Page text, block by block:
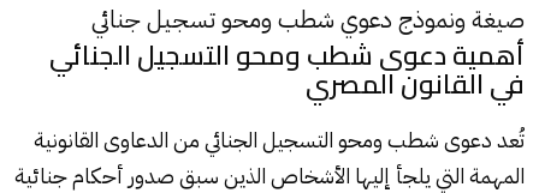
صيغة ونموذج دعوي شطب ومحو تسجيل جنائي
أهمية دعوى شطب ومحو التسجيل الجنائي
في القانون المصري
تُعد دعوىشطب ومحو التسجيل الجنائيمن الدعاوى القانونية
المهمة التي يلجأ إليها الأشخاص الذين سبق صدور أحكام جنائية